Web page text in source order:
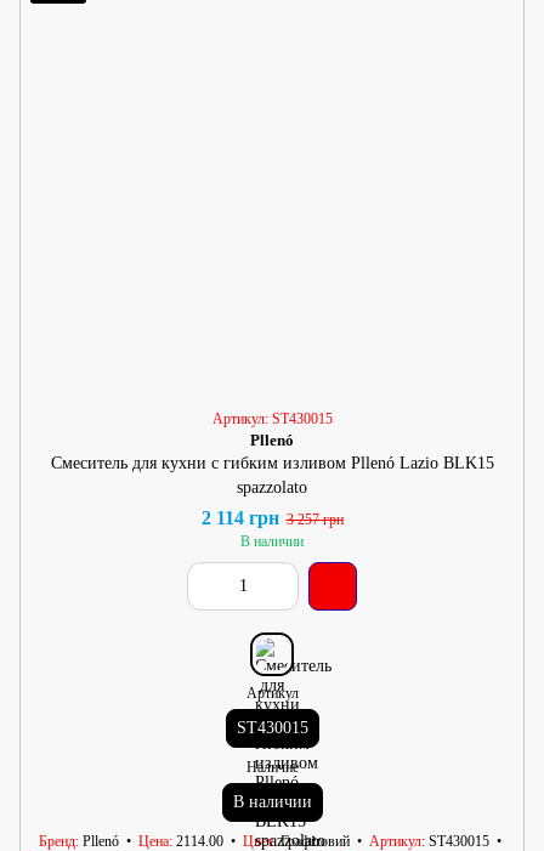
Артикул: ST430015
Pllenó
Смеситель для кухни с гибким изливом Pllenó Lazio BLK15
spazzolato
2 114 грн 3 257 грн
В наличии
Артикул
ST430015
Наличие
В наличии
Бренд Pllenó Цена 2114.00 Цвет Графітовий Артикул ST430015